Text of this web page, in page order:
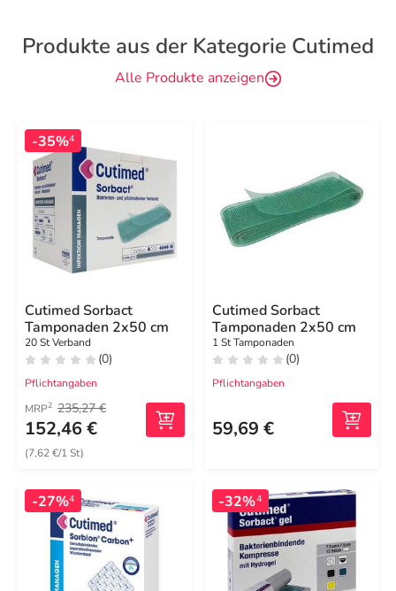
Produkte aus der Kategorie Cutimed
Alle Produkte anzeigen
-35%4
Cutimed Sorbact
Tamponaden 2x50 cm
20 St Verband
(0)
Pflichtangaben
MRP2 235,27 €
152,46 €
(7,62 €/1 St)
Cutimed Sorbact
Tamponaden 2x50 cm
1 St Tamponaden
(0)
Pflichtangaben
59,69 €
-27%4 -32%4